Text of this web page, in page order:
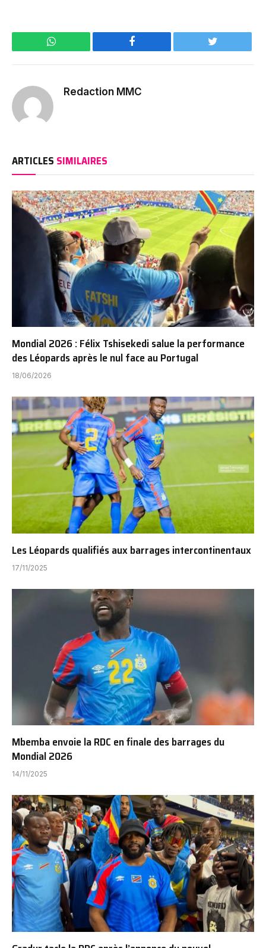
WhatsApp Facebook Twitter
Redaction MMC
ARTICLES SIMILAIRES
Mondial 2026 : Félix Tshisekedi salue la performance
des Léopards après le nul face au Portugal
18/06/2026
Les Léopards qualifiés aux barrages intercontinentaux
17/11/2025
Mbemba envoie la RDC en finale des barrages du
Mondial 2026
14/11/2025